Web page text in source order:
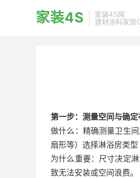
家装4S
家装4S网
建材涂料家居
第一步：测量空间与确定
做什么：精确测量卫生
扇形等）选择淋浴房类型
为什么重要：尺寸决定
致无法安装或空间浪费。